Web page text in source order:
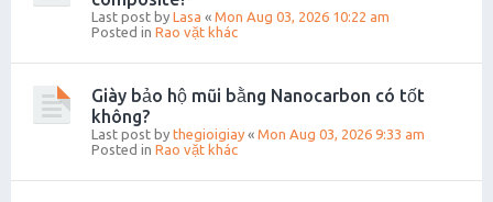
Last post by Lasa « Mon Aug 03, 2026 10:22 am
Posted in Rao vặt khác
Giày bảo hộ mũi bằng Nanocarbon có tốt
không?
Last post by thegioigiay « Mon Aug 03, 2026 9:33 am
Posted in Rao vặt khác